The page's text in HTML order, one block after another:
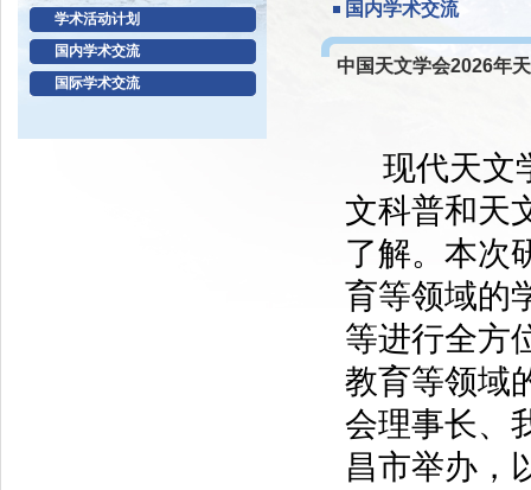
学术活动计划
国内学术交流
国际学术交流
国内学术交流
中国天文学会2026年
现代天文
文科普和天
了解。本次
育等领域的
等进行全方
教育等领域
会理事长、
昌市举办，